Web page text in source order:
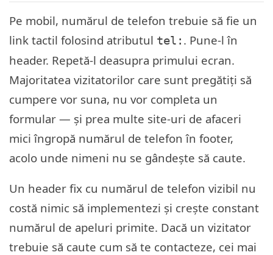
Pe mobil, numărul de telefon trebuie să fie un
link tactil folosind atributul tel: . Pune-l în
header. Repetă-l deasupra primului ecran.
Majoritatea vizitatorilor care sunt pregătiți să
cumpere vor suna, nu vor completa un
formular — și prea multe site-uri de afaceri
mici îngropă numărul de telefon în footer,
acolo unde nimeni nu se gândește să caute.
Un header fix cu numărul de telefon vizibil nu
costă nimic să implementezi și crește constant
numărul de apeluri primite. Dacă un vizitator
trebuie să caute cum să te contacteze, cei mai